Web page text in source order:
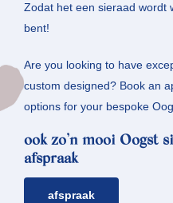
Zodat het een sieraad wordt
bent!
Are you looking to have
custom designed? Book an
options for your bespoke
ook zo’n mooi Oogst
afspraak
afspraak